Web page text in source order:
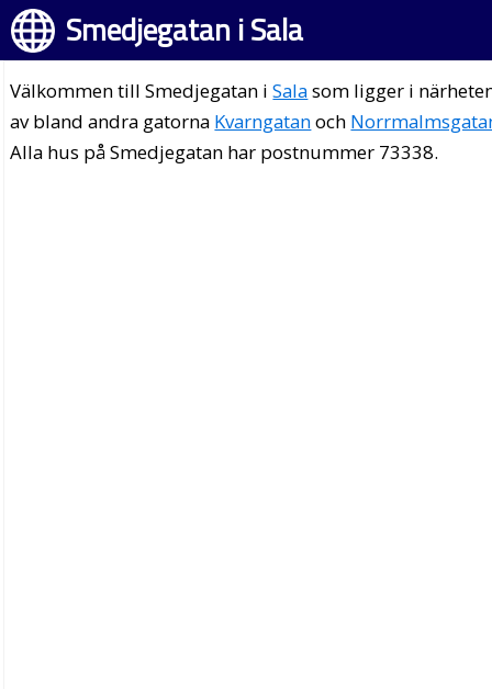
Smedjegatan i Sala
Välkommen till Smedjegatan iSalasom ligger i
av bland andra gatorna Kvarngatanoch
Alla hus på Smedjegatan har postnummer 73338.